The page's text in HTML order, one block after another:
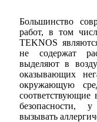
Большинство
работ, в том
TEKNOS
не содержат
выделяют в
оказывающих
окружающую
соответствующие
безопасности,
вызывать